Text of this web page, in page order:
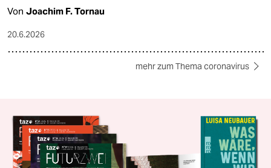
Von Joachim F. Tornau
20.6.2026
mehr zum Thema coronavirus